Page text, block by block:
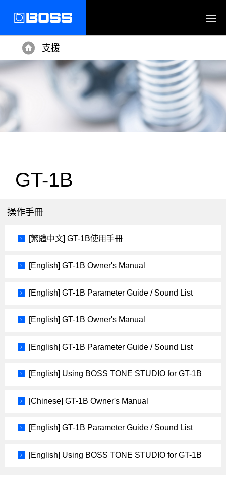
Home
支援
GT-1B
操作手冊
[繁體中文] GT-1B使用手冊
[English] GT-1B Owner's Manual
[English] GT-1B Parameter Guide / Sound List
[English] GT-1B Owner's Manual
[English] GT-1B Parameter Guide / Sound List
[English] Using BOSS TONE STUDIO for GT-1B
[Chinese] GT-1B Owner's Manual
[English] GT-1B Parameter Guide / Sound List
[English] Using BOSS TONE STUDIO for GT-1B